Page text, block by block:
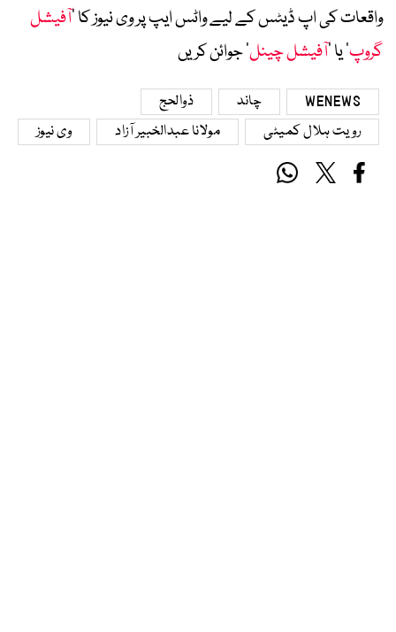
واقعات کی اپ ڈیٹس کے لیے واٹس ایپ پر وی نیوز کا ’آفیشل
گروپ‘ یا ’آفیشل چینل‘ جوائن کریں
WENEWS چاند
ذوالحج
رویت ہلال کمیٹی
مولانا عبدالخبیر آزاد وی نیوز